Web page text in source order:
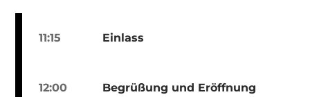
11:15 Einlass
12:00
Begrüßung und Eröffnung